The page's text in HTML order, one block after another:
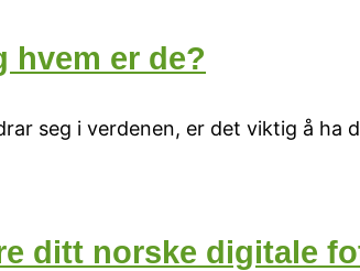
hvem er de?
seg i verdenen, er det viktig å ha
ditt norske digitale